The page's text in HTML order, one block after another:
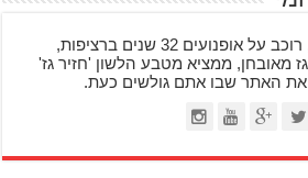
בן 48, רוכב על אופנועים 32 שנים ברציפות,
מאובחן, ממציא מטבע הלשון 'חזיר גז'
את האתר שבו אתם גולשים כעת.